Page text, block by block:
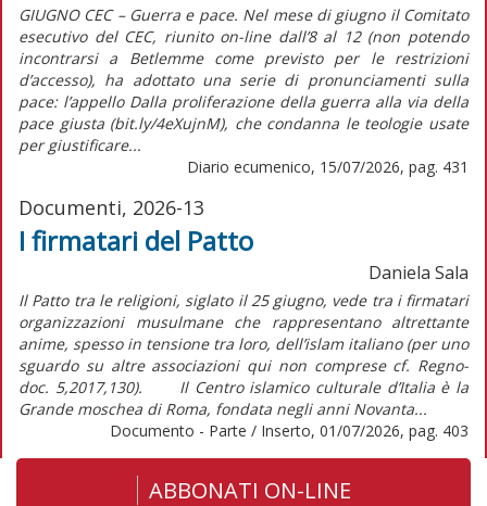
GIUGNO CEC – Guerra e pace. Nel mese di giugno il Comitato
esecutivo del CEC, riunito on-line dall’8 al 12 (non potendo
incontrarsi a Betlemme come previsto per le restrizioni
d’accesso), ha adottato una serie di pronunciamenti sulla
pace: l’appello Dalla proliferazione della guerra alla via della
pace giusta (bit.ly/4eXujnM), che condanna le teologie usate
per giustificare...
Diario ecumenico, 15/07/2026, pag. 431
Documenti, 2026-13
I firmatari del Patto
Daniela Sala
Il Patto tra le religioni, siglato il 25 giugno, vede tra i firmatari
organizzazioni musulmane che rappresentano altrettante
anime, spesso in tensione tra loro, dell’islam italiano (per uno
sguardo su altre associazioni qui non comprese cf. Regno-
doc. 5,2017,130). Il Centro islamico culturale d’Italia è la
Grande moschea di Roma, fondata negli anni Novanta...
Documento - Parte / Inserto, 01/07/2026, pag. 403
ABBONATI ON-LINE